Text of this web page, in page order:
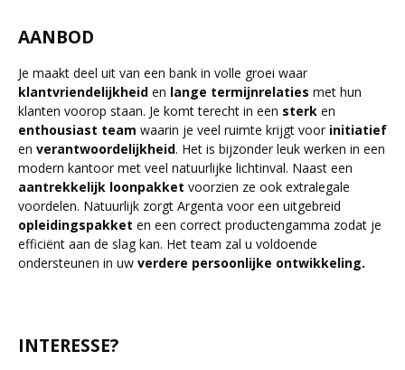
AANBOD
Je maakt deel uit van een bank in volle groei waar
klantvriendelijkheid en lange termijnrelaties met hun
klanten voorop staan. Je komt terecht in een sterk en
enthousiast team waarin je veel ruimte krijgt voor initiatief
en verantwoordelijkheid. Het is bijzonder leuk werken in een
modern kantoor met veel natuurlijke lichtinval. Naast een
aantrekkelijk loonpakket voorzien ze ook extralegale
voordelen. Natuurlijk zorgt Argenta voor een uitgebreid
opleidingspakket en een correct productengamma zodat je
efficiënt aan de slag kan. Het team zal u voldoende
ondersteunen in uw verdere persoonlijke ontwikkeling.
INTERESSE?